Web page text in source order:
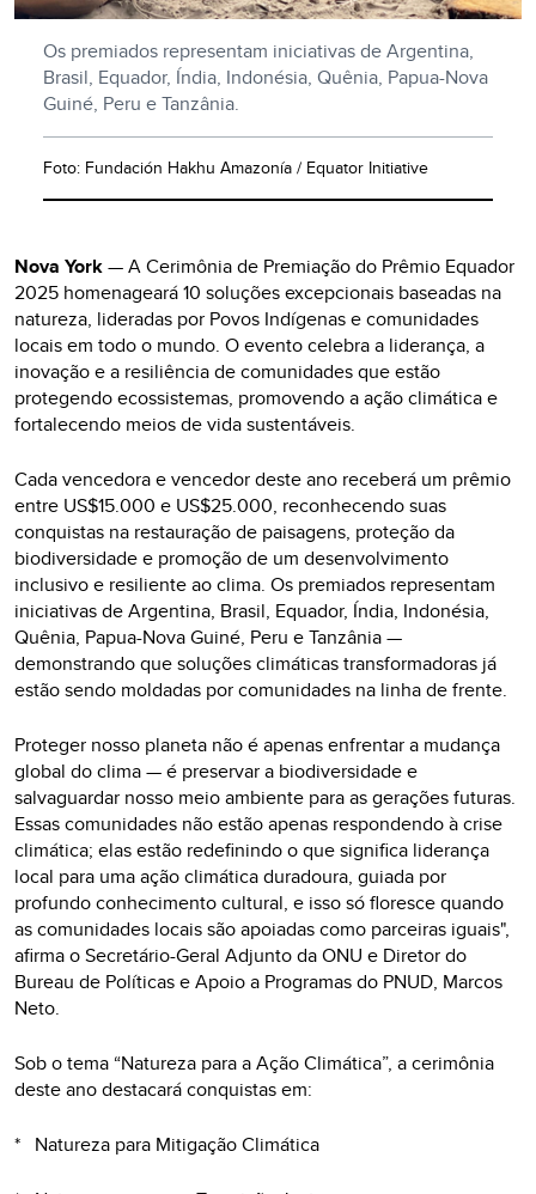
Os premiados representam iniciativas de Argentina,
Brasil, Equador, Índia, Indonésia, Quênia, Papua-Nova
Guiné, Peru e Tanzânia.
Foto: Fundación Hakhu Amazonía / Equator Initiative
Nova York— A Cerimônia de Premiação do Prêmio Equador
2025 homenageará 10 soluções excepcionais baseadas na
natureza, lideradas por Povos Indígenas e comunidades
locais em todo o mundo. O evento celebra a liderança, a
inovação e a resiliência de comunidades que estão
protegendo ecossistemas, promovendo a ação climática e
fortalecendo meios de vida sustentáveis.
Cada vencedora e vencedor deste ano receberá um prêmio
entre US$15.000 e US$25.000, reconhecendo suas
conquistas na restauração de paisagens, proteção da
biodiversidade e promoção de um desenvolvimento
inclusivo e resiliente ao clima. Os premiados representam
iniciativas de Argentina, Brasil, Equador, Índia, Indonésia,
Quênia, Papua-Nova Guiné, Peru e Tanzânia —
demonstrando que soluções climáticas transformadoras já
estão sendo moldadas por comunidades na linha de frente.
Proteger nosso planeta não é apenas enfrentar a mudança
global do clima — é preservar a biodiversidade e
salvaguardar nosso meio ambiente para as gerações futuras.
Essas comunidades não estão apenas respondendo à crise
climática; elas estão redefinindo o que significa liderança
local para uma ação climática duradoura, guiada por
profundo conhecimento cultural, e isso só floresce quando
as comunidades locais são apoiadas como parceiras iguais",
afirma o Secretário-Geral Adjunto da ONU e Diretor do
Bureau de Políticas e Apoio a Programas do PNUD, Marcos
Neto.
Sob o tema “Natureza para a Ação Climática”, a cerimônia
deste ano destacará conquistas em:
* Natureza para Mitigação Climática